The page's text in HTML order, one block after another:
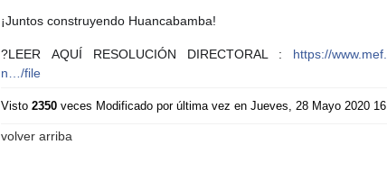
¡Juntos construyendo Huancabamba!
?LEER AQUÍ RESOLUCIÓN DIRECTORAL : https://
n…/file
Visto2350 veces Modificado por última vez en Jueves, 28 Mayo 2020
volver arriba